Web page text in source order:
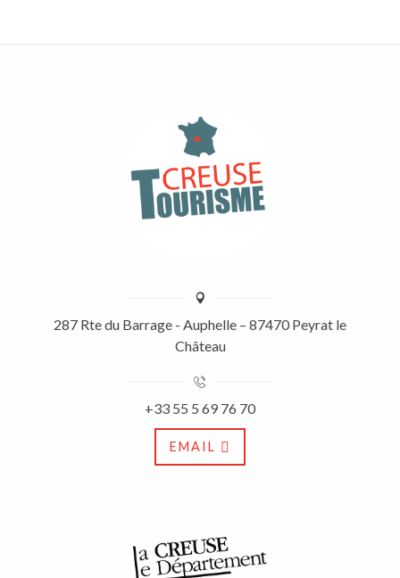
287 Rte du Barrage - Auphelle – 87470 Peyrat le
Château
+33 55 5 69 76 70
EMAIL